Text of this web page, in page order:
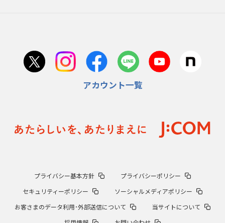
アカウント一覧
プライバシー基本方針
プライバシーポリシー
セキュリティーポリシー
ソーシャルメディアポリシー
お客さまのデータ利用･外部送信について
当サイトについて